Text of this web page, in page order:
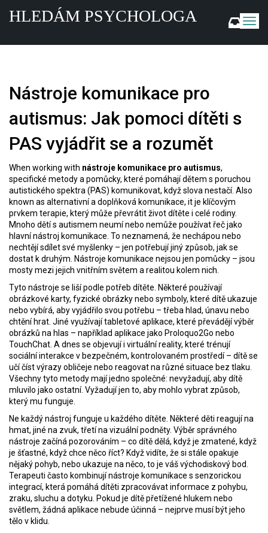
Z
b
a
c
HLEDÁM PSYCHOLOGA
Nástroje komunikace pro
autismus: Jak pomoci dítěti s
PAS vyjádřit se a rozumět
When working with nástroje komunikace pro autismus,
specifické metody a pomůcky, které pomáhají dětem s poruchou
autistického spektra (PAS) komunikovat, když slova nestačí. Also
known as alternativní a doplňková komunikace, itje klíčovým
prvkem terapie, který může převrátit život dítěte i celé rodiny.
Mnoho dětí s autismem neumí nebo nemůže používat řeč jako
hlavní nástroj komunikace. To neznamená, že nechápou nebo
nechtějí sdílet své myšlenky – jen potřebují jiný způsob, jak se
dostat k druhým. Nástroje komunikace nejsou jen pomůcky – jsou
mosty mezi jejich vnitřním světem a realitou kolem nich.
Tyto nástroje se liší podle potřeb dítěte. Některé používají
obrázkové karty, fyzické obrázky nebo symboly, které dítě ukazuje
nebo vybírá, aby vyjádřilo svou potřebu – třeba hlad, únavu nebo
chtění hrat Jiné využívajítabletové aplikace, které převádějí výběr
obrázků na hlas – například aplikace jako Proloquo2Go nebo
TouchChat A dnes se objevují i virtuální reality, které trénují
sociální interakce v bezpečném, kontrolovaném prostředí – dítě se
učí číst výrazy obličeje nebo reagovat na různé situace bez tlaku
Všechny tyto metody mají jedno společné: nevyžadují, aby dítě
mluvilo jako ostatní. Vyžadují jen to, aby mohlo vybrat způsob,
který mu funguje.
Ne každý nástroj funguje u každého dítěte. Některé děti reagují na
hmat, jiné na zvuk, třetí na vizuální podněty. Výběr správného
nástroje začíná pozorováním – co dítě dělá, když je zmatené, když
je šťastné, když chce něco říct? Když vidíte, že si stále opakuje
nějaký pohyb, nebo ukazuje na něco, to je váš východiskový bod.
Terapeuti často kombinují nástroje komunikace s senzorickou
integrací, která pomáhá dítěti zpracovávat informace z pohybu,
zraku, sluchu a dotyku Pokud je dítě přetížené hlukem nebo
světlem, žádná aplikace nebude účinná – nejprve musí být jeho
tělo v klidu.